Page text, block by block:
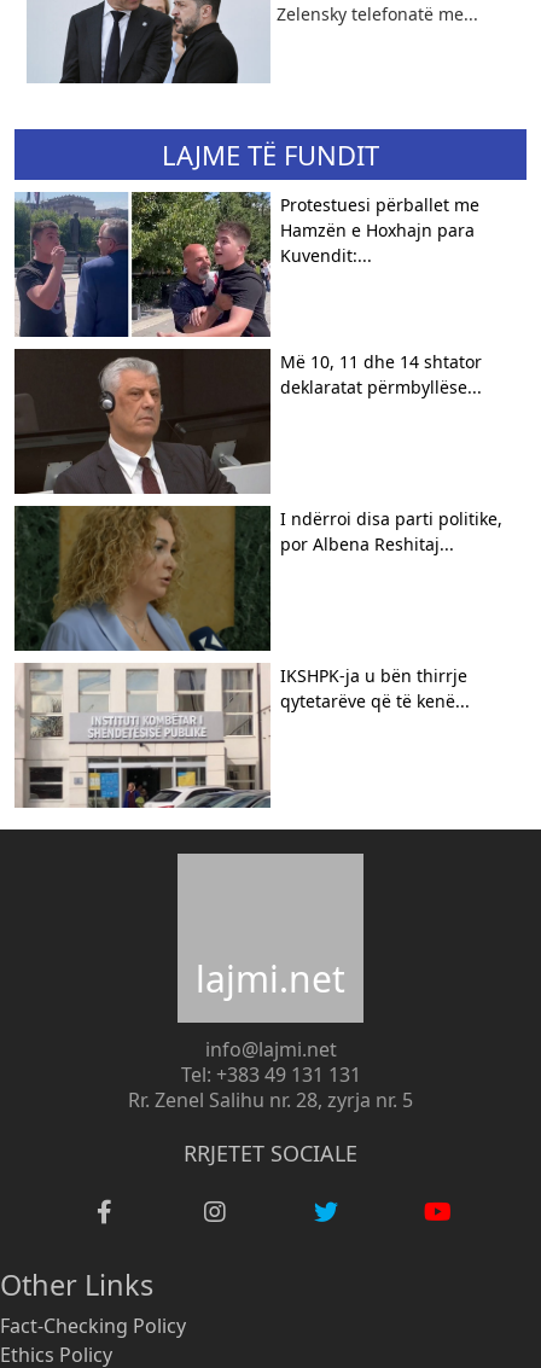
Zelensky telefonatë me...
LAJME TË FUNDIT
Protestuesi përballet me
Hamzën e Hoxhajn para
Kuvendit:...
Më 10, 11 dhe 14 shtator
deklaratat përmbyllëse...
I ndërroi disa parti politike,
por Albena Reshitaj...
IKSHPK-ja u bën thirrje
qytetarëve që të kenë...
lajmi.net
info@lajmi.net
Tel: +383 49 131 131
Rr. Zenel Salihu nr. 28, zyrja nr. 5
RRJETET SOCIALE
Other Links
Fact-Checking Policy
Ethics Policy